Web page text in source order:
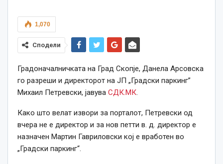
1,070
Сподели
Градоначалничката на Град Скопје, Данела Арсовска
го разреши и директорот на ЈП „Градски паркинг”
Михаил Петревски, јавува СДК.МК.
Како што велат извори за порталот, Петревски од
вчера не е директор и за нов петти в. д. директор е
назначен Мартин Гавриловски кој е вработен во
„Градски паркинг“.